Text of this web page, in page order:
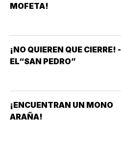
MOFETA!
¡NO QUIEREN QUE CIERRE! -
EL“SAN PEDRO”
¡ENCUENTRAN UN MONO
ARAÑA!